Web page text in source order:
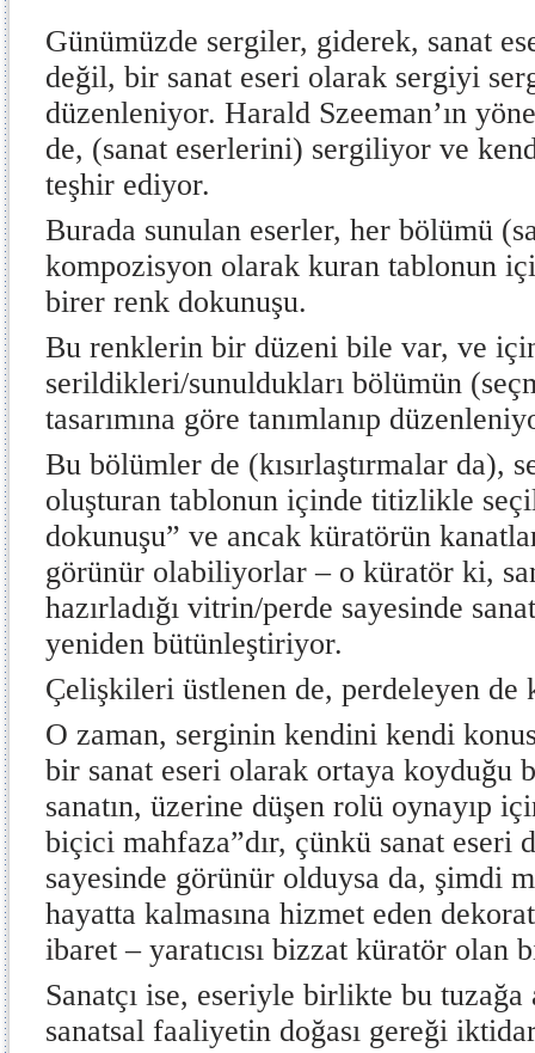
Günümüzde sergiler, giderek, sanat
değil, bir sanat eseri olarak sergiyi
düzenleniyor. Harald Szeeman’ın
de, (sanat eserlerini) sergiliyor ve
teşhir ediyor.
Burada sunulan eserler, her bölümü
kompozisyon olarak kuran tablonun
birer renk dokunuşu.
Bu renklerin bir düzeni bile var, ve
serildikleri/sunuldukları bölümün
tasarımına göre tanımlanıp
Bu bölümler de (kısırlaştırmalar da),
oluşturan tablonun içinde titizlikle
dokunuşu” ve ancak küratörün
görünür olabiliyorlar – o küratör ki,
hazırladığı vitrin/perde sayesinde
yeniden bütünleştiriyor.
Çelişkileri üstlenen de, perdeleyen de
O zaman, serginin kendini kendi
bir sanat eseri olarak ortaya koyduğu
sanatın, üzerine düşen rolü oynayıp
biçici mahfaza”dır, çünkü sanat eseri
sayesinde görünür olduysa da, şimdi
hayatta kalmasına hizmet eden
ibaret – yaratıcısı bizzat küratör olan
Sanatçı ise, eseriyle birlikte bu
sanatsal faaliyetin doğası gereği